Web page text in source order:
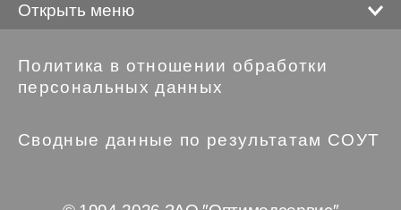
Открыть меню
Политика в отношении обработки
персональных данных
Сводные данные по результатам СОУТ